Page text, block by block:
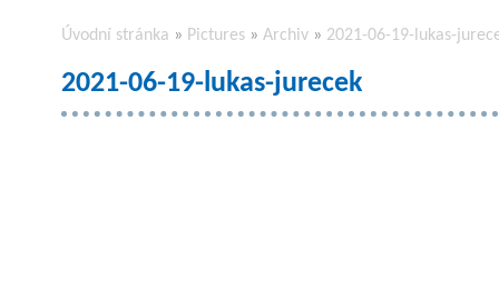
Úvodní stránka » Pictures » Archiv » 2021-06-19-lukas-
2021-06-19-lukas-jurecek